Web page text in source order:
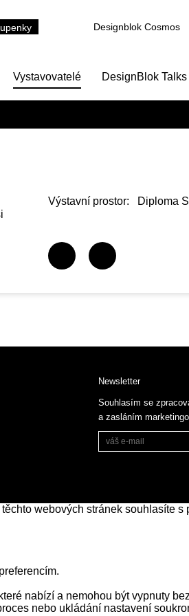
Designblok Cosmos
Vystavovatelé DesignBlok Talks
Výstavní prostor: Diploma
Newsletter
Souhlasím se
a zasláním
webových stránek souhlasíte s
nabízí a nemohou být vypnuty
nebo ukládání nastavení